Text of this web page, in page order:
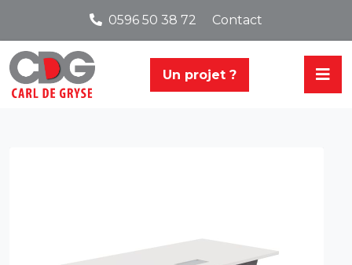
0596 50 38 72 Contact
Un projet ?